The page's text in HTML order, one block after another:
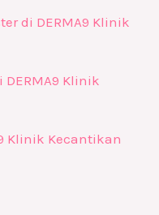
di DERMA9 Klinik
DERMA9 Klinik
Klinik Kecantikan